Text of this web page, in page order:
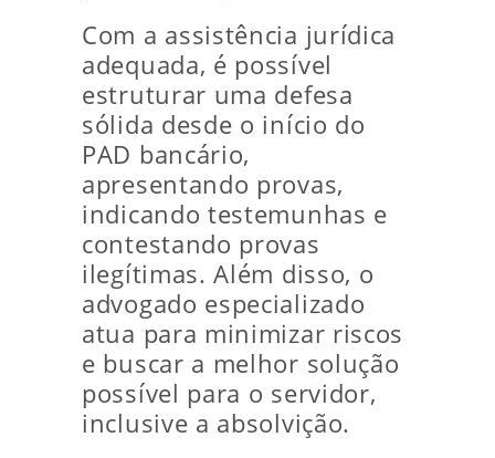
Com a assistência jurídica
adequada, é possível
estruturar uma defesa
sólida desde o início do
PAD bancário,
apresentando provas,
indicando testemunhas e
contestando provas
ilegítimas. Além disso, o
advogado especializado
atua para minimizar riscos
e buscar a melhor solução
possível para o servidor,
inclusive a absolvição.